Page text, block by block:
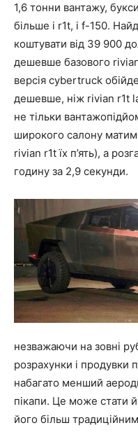
1,6 тонни вантажу,
більше і r1t, і f-150.
коштувати від 39 900
дешевше базового
версія cybertruck
дешевше, ніж rivian r1t
не тільки
широкого салону
rivian r1t їх п’ять), а
годину за 2,9 секунди.
незважаючи на зовні
розрахунки і
набагато менший
пікапи. Це може стати
його більш